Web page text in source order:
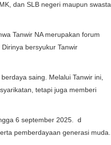
dan SLB negeri maupun swasta.
Tanwir NA merupakan forum
bersyukur Tanwir
saing. Melalui Tanwir ini,
tetapi juga memberi
6 september 2025. d
pemberdayaan generasi muda.